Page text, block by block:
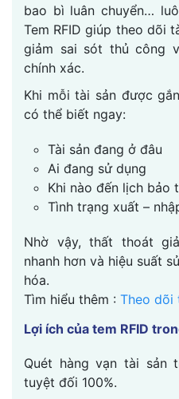
bao bì luân chuyển…
Tem RFID giúp theo dõi
giảm sai sót thủ công
chính xác.
Khi mỗi tài sản được
có thể biết ngay:
Tài sản đang ở đâu
Ai đang sử dụng
Khi nào đến lịch bảo
Tình trạng xuất –
Nhờ vậy, thất thoát
nhanh hơn và hiệu suất
hóa.
Tìm hiểu thêm : Theo dõi
Lợi ích của tem RFID
Quét hàng vạn tài sản
tuyệt đối 100%.